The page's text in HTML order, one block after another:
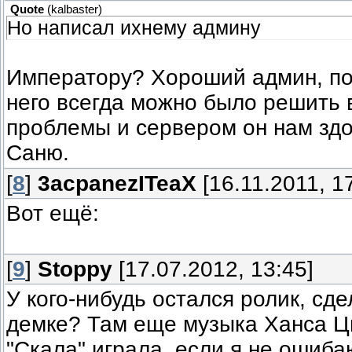
Quote (kalbaster)
Но написал ихнему админу
Императору? Хороший админ,
него всегда можно было решить
проблемы и сервером он нам
Саню.
[8] 3acpanezITeaX [16.11.2011,
Вот ещё:
[9] Stoppy [17.07.2012, 13:45]
У кого-нибудь остался ролик,
демке? Там еще музыка Ханса